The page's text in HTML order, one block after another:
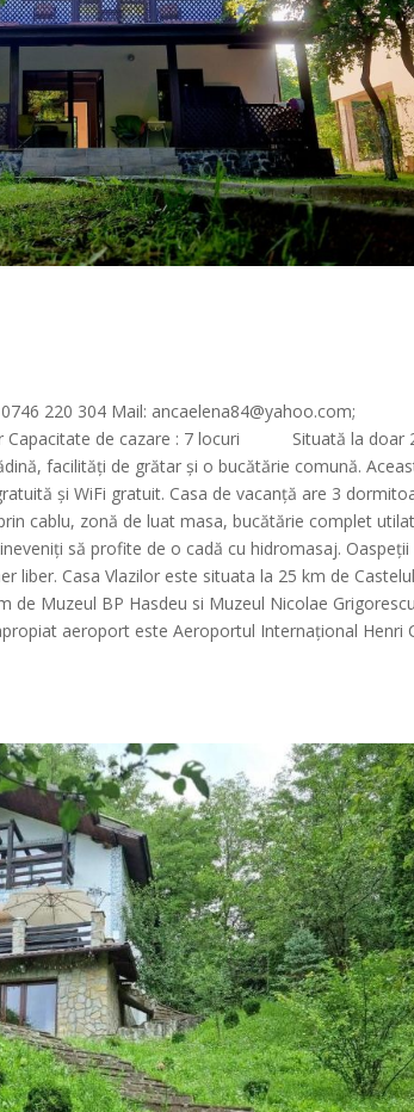
220 304 Mail: ancaelena84@yahoo.com;
Capacitate de cazare : 7 locuri Situată la doar
facilități de grătar și o bucătărie comună.
și WiFi gratuit. Casa de vacanță are 3
cablu, zonă de luat masa, bucătărie complet
să profite de o cadă cu hidromasaj. Oaspeții
liber. Casa Vlazilor este situata la 25 km de
de Muzeul BP Hasdeu si Muzeul Nicolae
aeroport este Aeroportul Internațional Henri